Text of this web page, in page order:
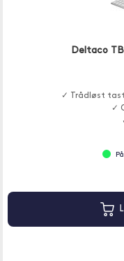
Deltaco
✓ Trådløst
✓